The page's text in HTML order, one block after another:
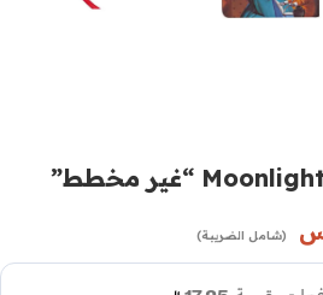
(شامل الضريبة)